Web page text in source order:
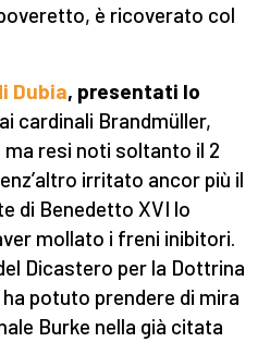
è ricoverato col
Dubia, presentati lo
cardinali Brandmüller,
ma resi noti soltanto il 2
irritato ancor più il
di Benedetto XVI lo
mollato i freni inibitori.
Dicastero per la Dottrina
potuto prendere di mira
Burke nella già citata